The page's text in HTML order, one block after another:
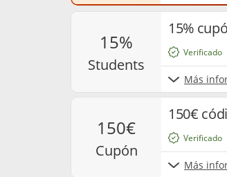
15%
students
15%
Más
Verificado
150€
cupón
150€
Más
Verificado